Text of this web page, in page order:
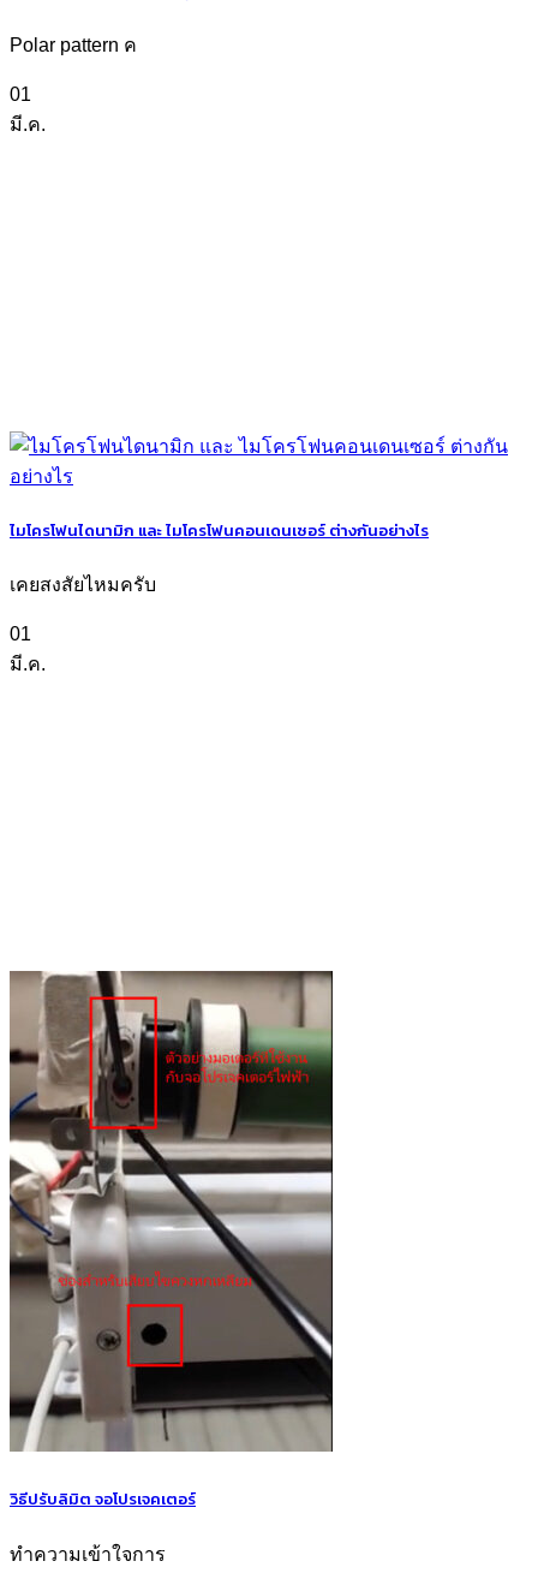
Polar pattern ค
01
มี.ค.
ไมโครโฟนไดนามิก และ ไมโครโฟนคอนเดนเซอร์ ต่างกันอย่างไร
เคยสงสัยไหมครับ
01
มี.ค.
วิธีปรับลิมิต จอโปรเจคเตอร์
ทำความเข้าใจการ